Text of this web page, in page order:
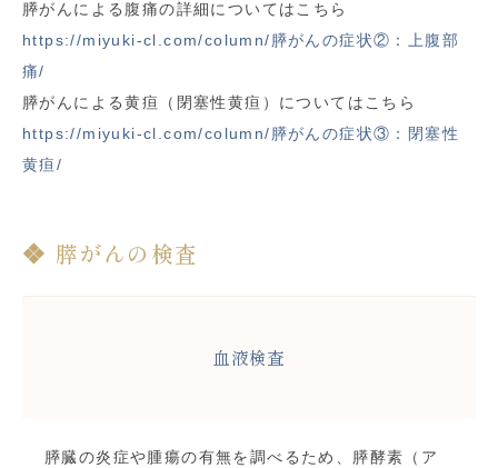
膵がんによる腹痛の詳細についてはこちら
https://miyuki-cl.com/column/膵がんの症状②：上腹部
痛/
膵がんによる黄疸（閉塞性黄疸）についてはこちら
https://miyuki-cl.com/column/膵がんの症状③：閉塞性
黄疸/
膵がんの検査
血液検査
膵臓の炎症や腫瘍の有無を調べるため、膵酵素（ア